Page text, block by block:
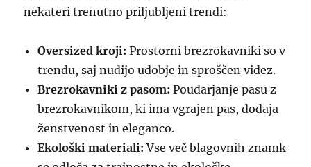
nekateri trenutno priljubljeni trendi:
Oversized kroji: Prostorni brezrokavniki so v
trendu, saj nudijo udobje in sproščen videz.
Brezrokavniki z pasom: Poudarjanje pasu z
brezrokavnikom, ki ima vgrajen pas, dodaja
ženstvenost in eleganco.
Ekološki materiali: Vse več blagovnih znamk